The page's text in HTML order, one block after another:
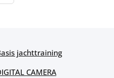
jachttraining
CAMERA